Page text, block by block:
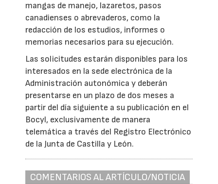
mangas de manejo, lazaretos, pasos
canadienses o abrevaderos, como la
redacción de los estudios, informes o
memorias necesarios para su ejecución.
Las solicitudes estarán disponibles para los
interesados en la sede electrónica de la
Administración autonómica y deberán
presentarse en un plazo de dos meses a
partir del día siguiente a su publicación en el
Bocyl, exclusivamente de manera
telemática a través del Registro Electrónico
de la Junta de Castilla y León.
COMENTARIOS AL ARTÍCULO/NOTICIA